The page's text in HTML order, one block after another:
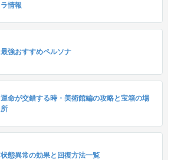
ラ情報
最強おすすめペルソナ
運命が交錯する時・美術館編の攻略と宝箱の場
所
状態異常の効果と回復方法一覧